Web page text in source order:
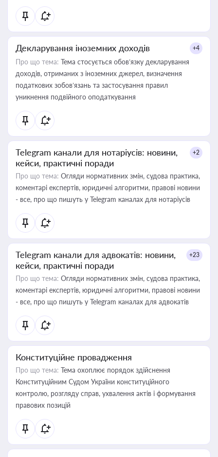
Декларування іноземних доходів +4
Про що тема: Тема стосується обов’язку декларування
доходів, отриманих з іноземних джерел, визначення
податкових зобов’язань та застосування правил
уникнення подвійного оподаткування
Telegram канали для нотаріусів: новини,
кейси, практичні поради
+2
Про що тема: Огляди нормативних змін, судова практика,
коментарі експертів, юридичні алгоритми, правові новини
- все, про що пишуть у Telegram каналах для нотаріусів
Telegram канали для адвокатів: новини,
кейси, практичні поради
+23
Про що тема: Огляди нормативних змін, судова практика,
коментарі експертів, юридичні алгоритми, правові новини
- все, про що пишуть у Telegram каналах для адвокатів
Конституційне провадження
Про що тема: Тема охоплює порядок здійснення
Конституційним Судом України конституційного
контролю, розгляду справ, ухвалення актів і формування
правових позицій